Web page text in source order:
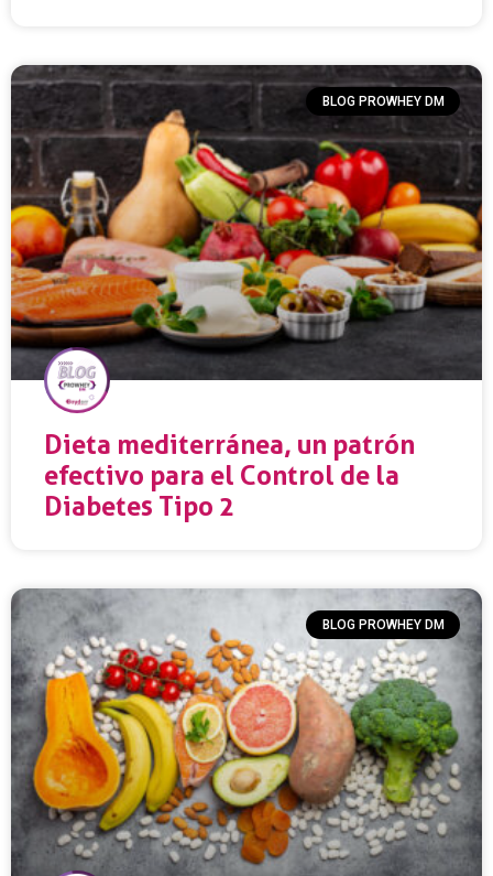
BLOG PROWHEY DM
Dieta mediterránea, un patrón
efectivo para el Control de la
Diabetes Tipo 2
BLOG PROWHEY DM